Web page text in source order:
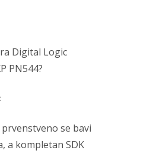
Digital Logic
PN544?
se bavi
a kompletan SDK